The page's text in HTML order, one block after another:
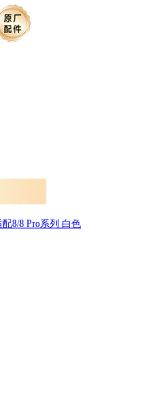
8/8 Pro系列 白色